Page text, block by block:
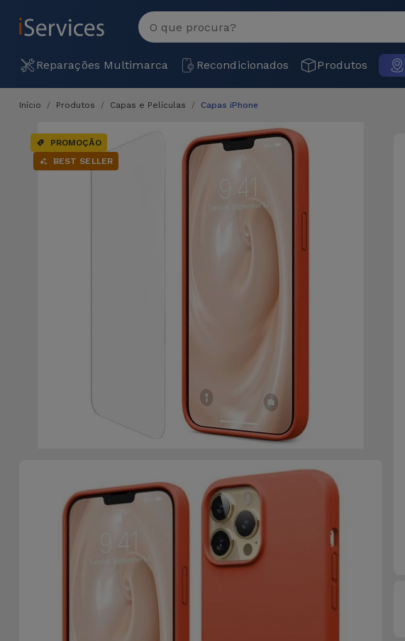
Reparações Multimarca Recondicionados Produtos
MENU
Ver
Início Produtos Capas e Películas Capas iPhone
PROMOÇÃO
BEST SELLER